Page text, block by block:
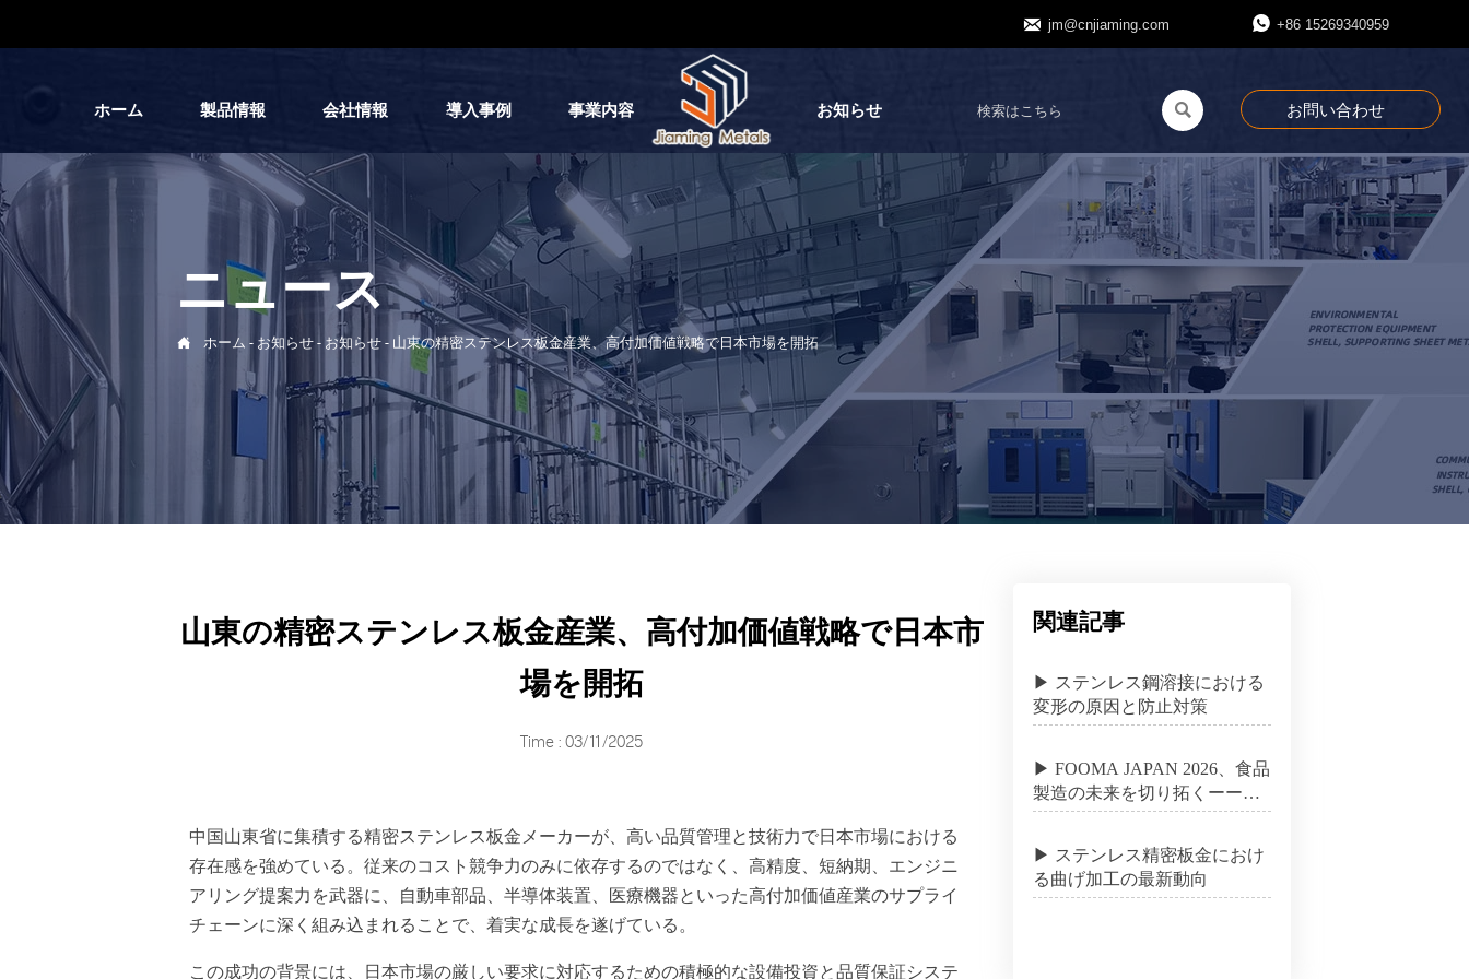
 jm@cnjiaming.com  +86 15269340959
ホーム 製品情報 会社情報 導入事例 事業内容 お知らせ  お問い合わせ
ニュース
 ホーム - お知らせ - お知らせ - 山東の精密ステンレス板金産業、高付加価値戦略で日本市場を開拓
山東の精密ステンレス板金産業、高付加価値戦略で日本市
場を開拓
Time : 03/11/2025
中国山東省に集積する精密ステンレス板金メーカーが、高い品質管理と技術力で日本市場における
存在感を強めている。従来のコスト競争力のみに依存するのではなく、高精度、短納期、エンジニ
アリング提案力を武器に、自動車部品、半導体装置、医療機器といった高付加価値産業のサプライ
チェーンに深く組み込まれることで、着実な成長を遂げている。
この成功の背景には、日本市場の厳しい要求に対応するための積極的な設備投資と品質保証システ
関連記事
▶ ステンレス鋼溶接における
変形の原因と防止対策
▶ FOOMA JAPAN 2026、食品
製造の未来を切り拓くーー変
革の時、ここにあり
▶ ステンレス精密板金におけ
る曲げ加工の最新動向